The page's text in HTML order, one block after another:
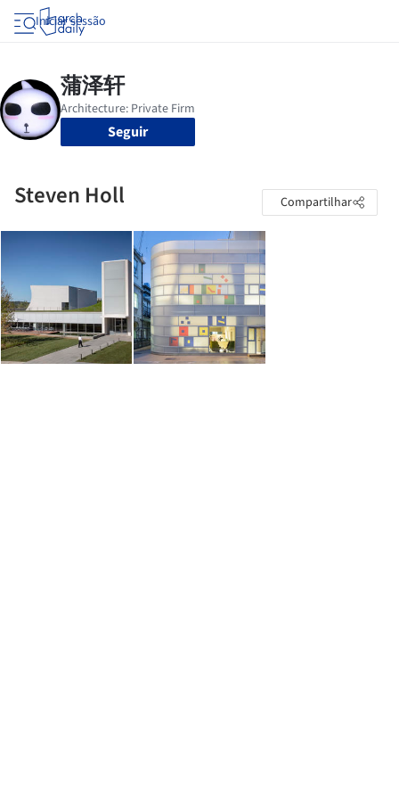
Iniciar sessão
Seguir
Steven Holl Compartilhar